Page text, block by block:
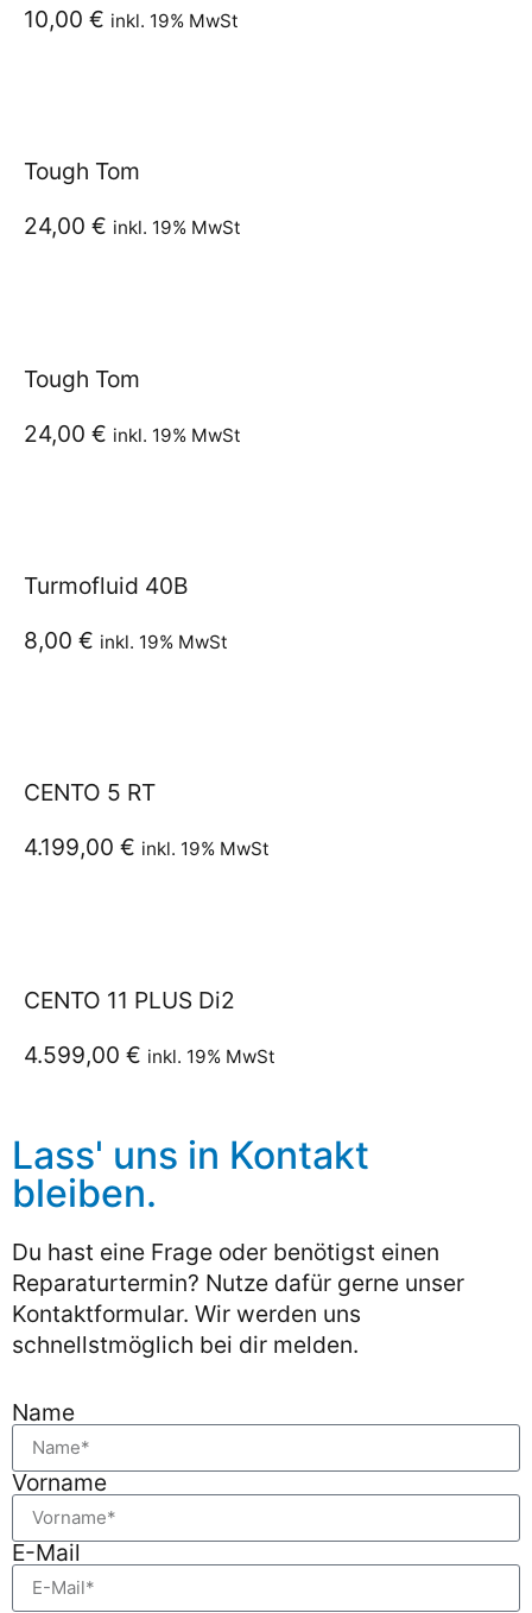
10,00 € inkl. 19% MwSt
Tough Tom
24,00 € inkl. 19% MwSt
Tough Tom
24,00 € inkl. 19% MwSt
Turmofluid 40B
8,00 € inkl. 19% MwSt
CENTO 5 RT
4.199,00 € inkl. 19% MwSt
CENTO 11 PLUS Di2
4.599,00 € inkl. 19% MwSt
Lass' uns in Kontakt
bleiben.
Du hast eine Frage oder benötigst einen
Reparaturtermin? Nutze dafür gerne unser
Kontaktformular. Wir werden uns
schnellstmöglich bei dir melden.
Name
Vorname
E-Mail